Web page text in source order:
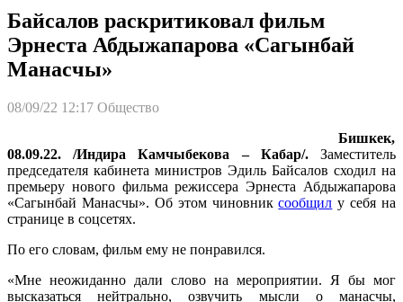
Байсалов раскритиковал фильм
Эрнеста Абдыжапарова «Сагынбай
Манасчы»
08/09/22 12:17 Общество
Бишкек,
08.09.22. /Индира Камчыбекова – Кабар/.Заместитель
председателя кабинета министров Эдиль Байсалов сходил на
премьеру нового фильма режиссера Эрнеста Абдыжапарова
«Сагынбай Манасчы». Об этом чиновниксообщил у себя на
странице в соцсетях.
По его словам, фильм ему не понравился.
«Мне неожиданно дали слово на мероприятии. Я бы мог
высказаться нейтрально, озвучить мысли о манасчы,